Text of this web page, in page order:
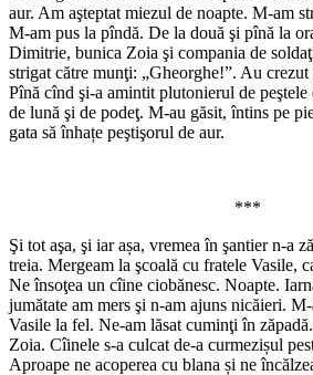
aur. Am aşteptat miezul de noapte. M-am
M-am pus la pîndă. De la două şi pînă la
Dimitrie, bunica Zoia şi compania de
strigat către munţi: „Gheorghe!”. Au
Pînă cînd şi-a amintit plutonierul de peştele
de lună şi de podeţ. M-au găsit, întins pe
gata să înhațe peştişorul de aur.
***
Şi tot aşa, şi iar așa, vremea în şantier n-a
treia. Mergeam la şcoală cu fratele Vasile,
Ne însoţea un cîine ciobănesc. Noapte.
jumătate am mers şi n-am ajuns nicăieri.
Vasile la fel. Ne-am lăsat cuminţi în
Zoia. Cîinele s-a culcat de-a curmezișul
Aproape ne acoperea cu blana și ne